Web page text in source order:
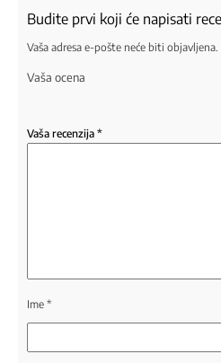
Budite prvi koji će napisati
Vaša adresa e-pošte neće biti objavljena.
Vaša ocena
Vaša recenzija *
Ime *